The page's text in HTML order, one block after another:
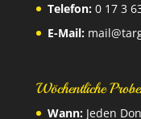
Telefon:0 17 3
E-Mail:
Wöchentliche
Wann:Jeden